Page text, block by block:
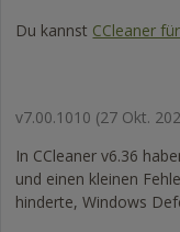
Du kannst CCleaner
v7.00.1010 (27 Okt.
In CCleaner v6.36
und einen kleinen
hinderte, Windows